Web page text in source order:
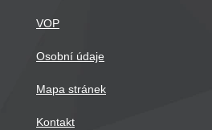
VOP
Osobní údaje
Mapa stránek
Kontakt